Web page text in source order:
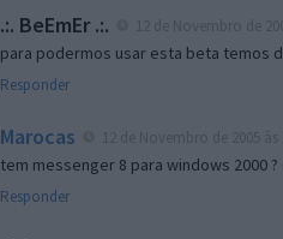
.:. BeEmEr .:.
para podermos usar esta beta temos
Responder
Marocas
tem messenger 8 para windows 2000
Responder